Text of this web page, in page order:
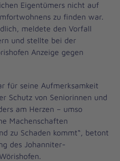
Eigentümers nicht auf
zu finden war.
meldete den Vorfall
und stellte bei der
Anzeige gegen
für seine Aufmerksamkeit
Schutz von Seniorinnen und
am Herzen – umso
Machenschaften
zu Schaden kommt“, betont
des Johanniter-